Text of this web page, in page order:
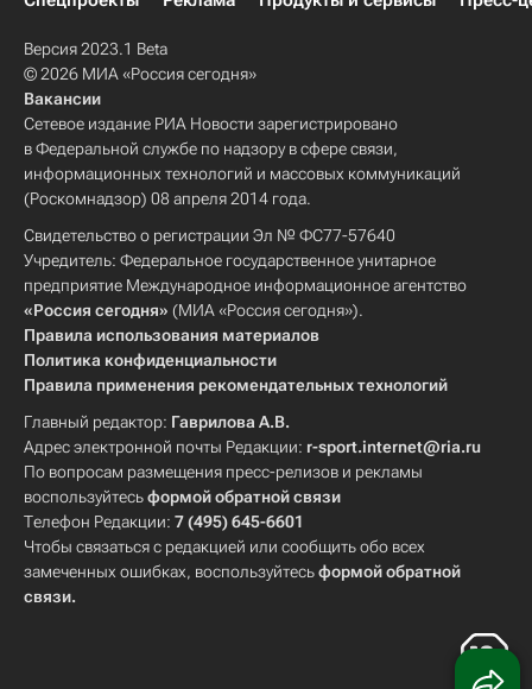
Версия 2023.1 Beta
© 2026 МИА «Россия сегодня»
Вакансии
Сетевое издание РИА Новости зарегистрировано
в Федеральной службе по надзору в сфере связи,
информационных технологий и массовых коммуникаций
(Роскомнадзор) 08 апреля 2014 года.
Свидетельство о регистрации Эл № ФС77-57640
Учредитель: Федеральное государственное унитарное
предприятие Международное информационное агентство
«Россия сегодня» (МИА «Россия сегодня»).
Правила использования материалов
Политика конфиденциальности
Правила применения рекомендательных технологий
Главный редактор: Гаврилова А.В.
Адрес электронной почты Редакции: r-sport.internet@ria.ru
По вопросам размещения пресс-релизов и рекламы
воспользуйтесьформой обратной связи
Телефон Редакции: 7 (495) 645-6601
Чтобы связаться с редакцией или сообщить обо всех
замеченных ошибках, воспользуйтесьформой обратной
связи.